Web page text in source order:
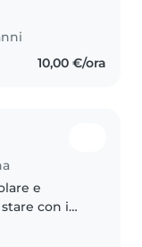
di
di tutte
in scienze..
10,00 €/ora
e
con i